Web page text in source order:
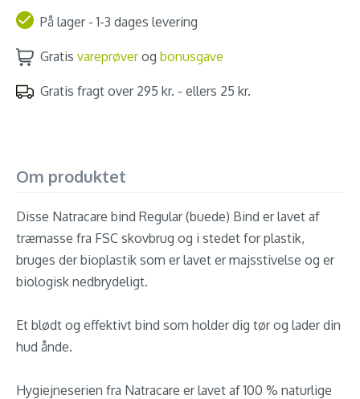
På lager - 1-3 dages levering
Gratis vareprøverog bonusgave
Gratis fragt over 295 kr. - ellers 25 kr.
Om produktet
Disse Natracare bind Regular (buede) Bind er lavet af
træmasse fra FSC skovbrug og i stedet for plastik,
bruges der bioplastik som er lavet er majsstivelse og er
biologisk nedbrydeligt.
Et blødt og effektivt bind som holder dig tør og lader din
hud ånde.
Hygiejneserien fra Natracare er lavet af 100 % naturlige